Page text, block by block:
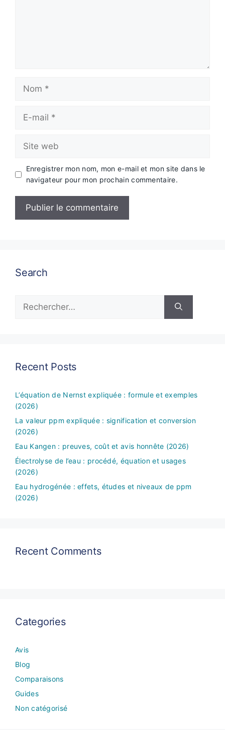
mail
web
Enregistrer mon nom, mon e-mail et mon site dans le
navigateur pour mon prochain commentaire.
Search
Recent Posts
L’équation de Nernst expliquée : formule et exemples
(2026)
La valeur ppm expliquée : signification et conversion
(2026)
Eau Kangen : preuves, coût et avis honnête (2026)
Électrolyse de l’eau : procédé, équation et usages
(2026)
Eau hydrogénée : effets, études et niveaux de ppm
(2026)
Recent Comments
Categories
Avis
Blog
Comparaisons
Guides
Non catégorisé